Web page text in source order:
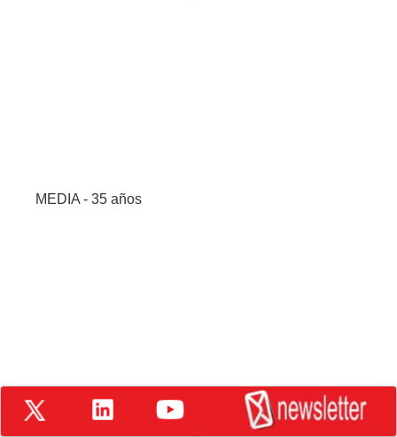
MEDIA - 35 años
Suscripción gratuita por RSS